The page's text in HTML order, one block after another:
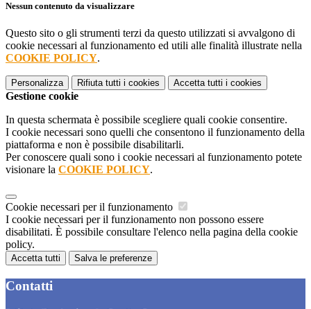
Nessun contenuto da visualizzare
Questo sito o gli strumenti terzi da questo utilizzati si avvalgono di
cookie necessari al funzionamento ed utili alle finalità illustrate nella
COOKIE POLICY.
Personalizza Rifiuta tutti i cookies Accetta tutti i cookies
Gestione cookie
In questa schermata è possibile scegliere quali cookie consentire.
I cookie necessari sono quelli che consentono il funzionamento della
piattaforma e non è possibile disabilitarli.
Per conoscere quali sono i cookie necessari al funzionamento potete
visionare la COOKIE POLICY.
Cookie necessari per il funzionamento
I cookie necessari per il funzionamento non possono essere
disabilitati. È possibile consultare l'elenco nella pagina della cookie
policy.
Accetta tutti Salva le preferenze
Contatti